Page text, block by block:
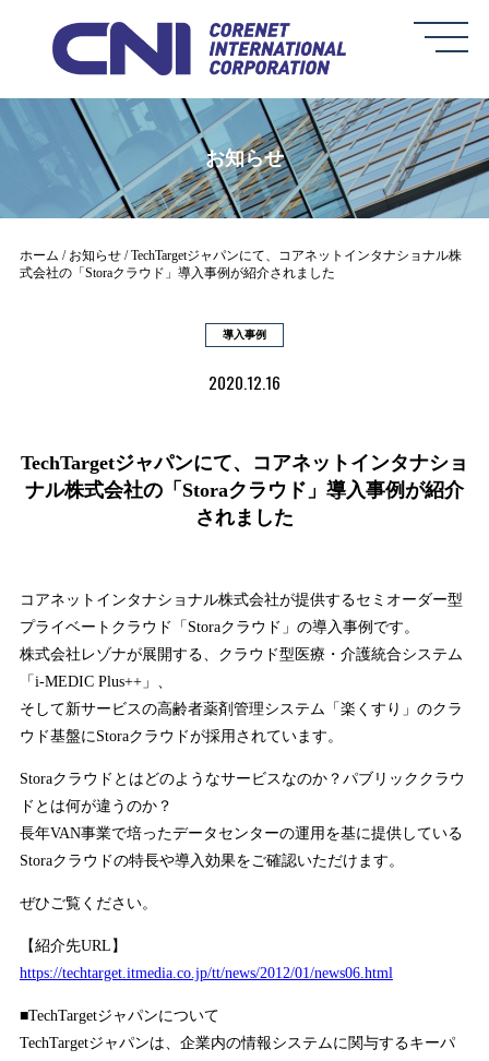
お知らせ
ホーム お知らせ
TechTargetジャパンにて、コアネットインタナショナル株
式会社の「Storaクラウド」導入事例が紹介されました
導入事例
2020.12.16
TechTargetジャパンにて、コアネットインタナショ
ナル株式会社の「Storaクラウド」導入事例が紹介
されました
コアネットインタナショナル株式会社が提供するセミオーダー型
プライベートクラウド「Storaクラウド」の導入事例です。
株式会社レゾナが展開する、クラウド型医療・介護統合システム
「i-MEDIC Plus++」、
そして新サービスの高齢者薬剤管理システム「楽くすり」のクラ
ウド基盤にStoraクラウドが採用されています。
Storaクラウドとはどのようなサービスなのか？パブリッククラウ
ドとは何が違うのか？
長年VAN事業で培ったデータセンターの運用を基に提供している
Storaクラウドの特長や導入効果をご確認いただけます。
ぜひご覧ください。
【紹介先URL】
https://techtarget.itmedia.co.jp/tt/news/2012/01/news06.html
■TechTargetジャパンについて
TechTargetジャパンは、企業内の情報システムに関与するキーパ